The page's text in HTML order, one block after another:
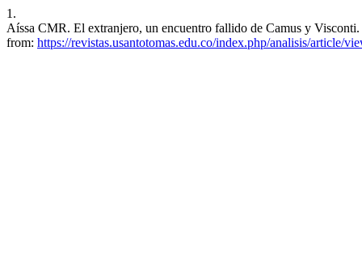
1.
Aíssa CMR. El extranjero, un encuentro fallido de Camus y
from: https://revistas.usantotomas.edu.co/index.php/analisis/article/